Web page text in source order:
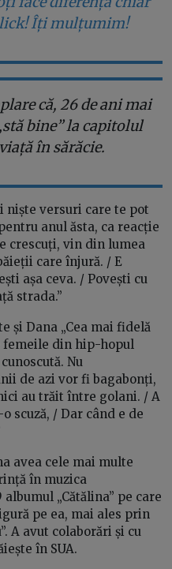
Îți mulțumim!
că, 26 de ani mai
bine” la capitolul
în sărăcie.
niște versuri care te pot
anul ăsta, ca reacție
crescuți, vin din lumea
care înjură. / E
așa ceva. / Povești cu
strada.”
și Dana „Cea mai fidelă
din hip-hopul
Nu
de azi vor fi bagabonți,
au trăit între golani. / A
scuză, / Dar când e de
avea cele mai multe
în muzica
„Cătălina” pe care
pe ea, mai ales prin
A avut colaborări și cu
în SUA.